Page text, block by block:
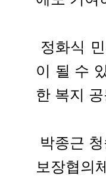
정화식
이 될 수
한 복지
박종근
보장협의